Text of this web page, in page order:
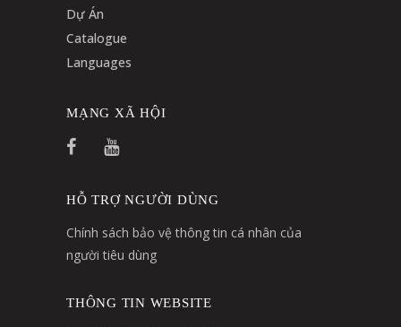
Dự Án
Catalogue
Languages
MẠNG XÃ HỘI
HỖ TRỢ NGƯỜI DÙNG
Chính sách bảo vệ thông tin cá nhân của
người tiêu dùng
THÔNG TIN WEBSITE